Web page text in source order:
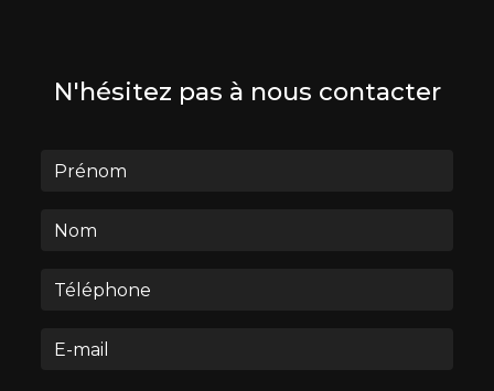
N'hésitez pas à nous contacter